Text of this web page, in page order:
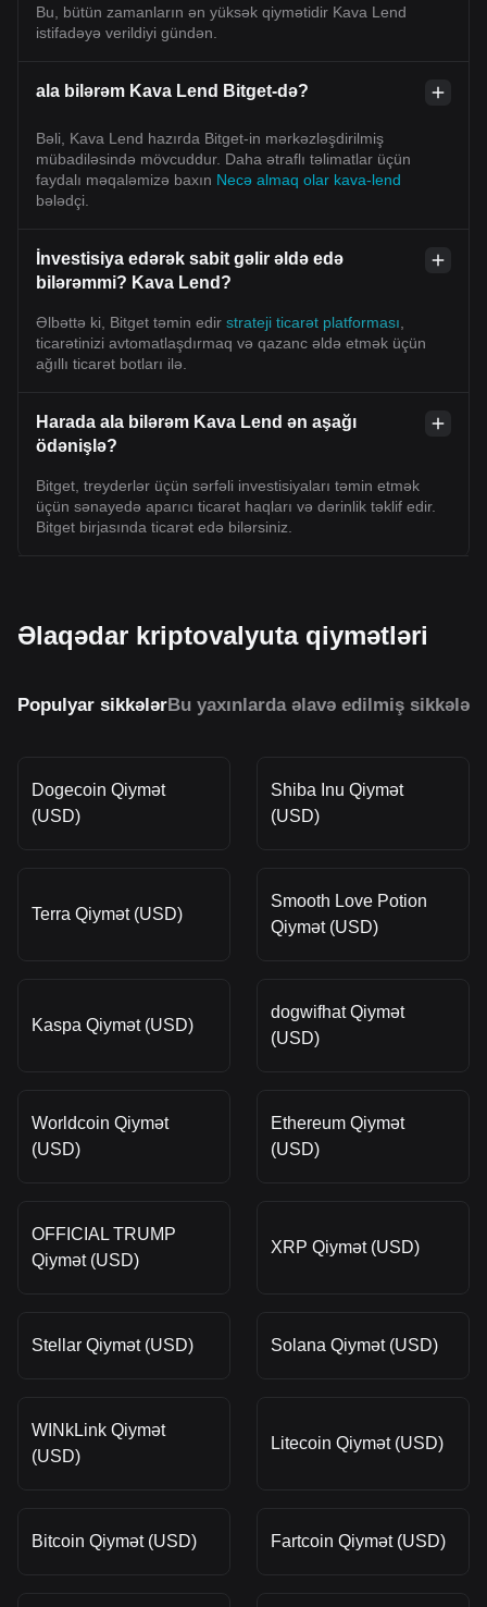
Bu, bütün zamanların ən yüksək qiymətidir Kava Lend
istifadəyə verildiyi gündən.
ala bilərəm Kava Lend Bitget-də?
Bəli, Kava Lend hazırda Bitget-in mərkəzləşdirilmiş
mübadiləsində mövcuddur. Daha ətraflı təlimatlar üçün
faydalı məqaləmizə baxın Necə almaq olar kava-lend
bələdçi.
İnvestisiya edərək sabit gəlir əldə edə
bilərəmmi? Kava Lend?
Əlbəttə ki, Bitget təmin edir strateji ticarət platforması
ticarətinizi avtomatlaşdırmaq və qazanc əldə etmək üçün
ağıllı ticarət botları ilə.
Harada ala bilərəm Kava Lend ən aşağı
ödənişlə?
Bitget, treyderlər üçün sərfəli investisiyaları təmin etmək
üçün sənayedə aparıcı ticarət haqları və dərinlik təklif edir.
Bitget birjasında ticarət edə bilərsiniz.
Əlaqədar kriptovalyuta qiymətləri
Populyar sikkələrBu yaxınlarda əlavə edilmiş sikkələr
Dogecoin Qiymət
(USD)
Shiba Inu Qiymət
(USD)
Terra Qiymət (USD)
Smooth Love Potion
Qiymət (USD)
Kaspa Qiymət (USD)
dogwifhat Qiymət
(USD)
Worldcoin Qiymət
(USD)
Ethereum Qiymət
(USD)
OFFICIAL TRUMP
Qiymət (USD)
XRP Qiymət (USD)
Stellar Qiymət (USD) Solana Qiymət (USD)
WINkLink Qiymət
(USD)
Litecoin Qiymət (USD)
Bitcoin Qiymət (USD) Fartcoin Qiymət (USD)